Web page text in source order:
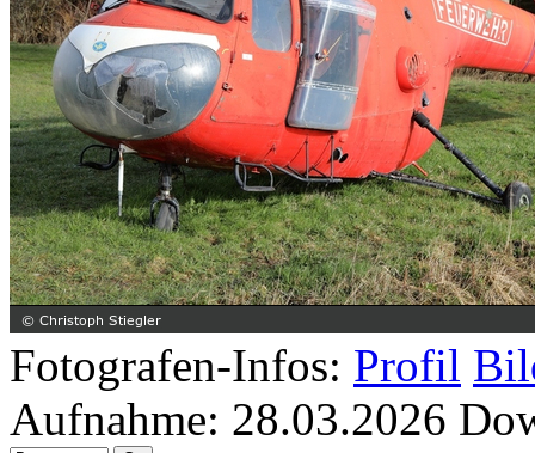
Fotografen-Infos: Profil
Aufnahme: 28.03.2026